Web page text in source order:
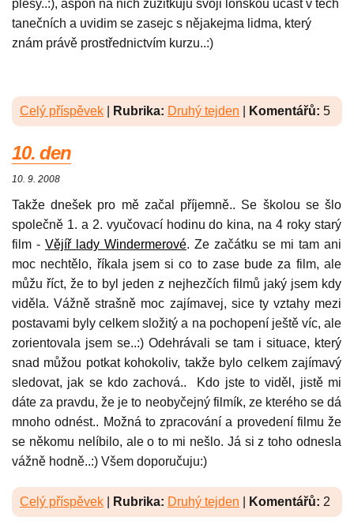
plesy..:), aspoň na nich zužitkuju svoji loňskou účast v těch
tanečních a uvidim se zasejc s nějakejma lidma, který
znám právě prostřednictvím kurzu..:)
Celý příspěvek Rubrika: Druhý tejden Komentářů: 5
10. den
10. 9. 2008
Takže dnešek pro mě začal příjemně.. Se školou se šlo
společně 1. a 2. vyučovací hodinu do kina, na 4 roky starý
film - Vějíř lady Windermerové. Ze začátku se mi tam ani
moc nechtělo, říkala jsem si co to zase bude za film, ale
můžu říct, že to byl jeden z nejhezčích filmů jaký jsem kdy
viděla. Vážně strašně moc zajímavej, sice ty vztahy mezi
postavami byly celkem složitý a na pochopení ještě víc, ale
zorientovala jsem se..:) Odehrávali se tam i situace, který
snad můžou potkat kohokoliv, takže bylo celkem zajímavý
sledovat, jak se kdo zachová.. Kdo jste to viděl, jistě mi
dáte za pravdu, že je to neobyčejný filmík, ze kterého se dá
mnoho odnést.. Možná to zpracování a provedení filmu že
se někomu nelíbilo, ale o to mi nešlo. Já si z toho odnesla
vážně hodně..:) Všem doporučuju:)
Celý příspěvek Rubrika: Druhý tejden Komentářů: 2